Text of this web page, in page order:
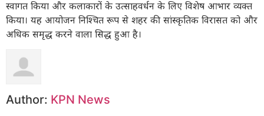
स्वागत किया और कलाकारों के उत्साहवर्धन के लिए विशेष आभार व्यक्त
किया। यह आयोजन निश्चित रूप से शहर की सांस्कृतिक विरासत को और
अधिक समृद्ध करने वाला सिद्ध हुआ है।
Author: KPN News